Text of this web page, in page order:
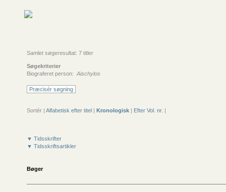
Samlet søgeresultat: 7 titler
Søgekriterier
Biograferet person: Aischylos
Præcisér søgning
Sortér | Alfabetisk efter titel | Kronologisk | Efter Vol. nr. |
▼ Tidsskrifter
▼ Tidsskriftsartikler
Bøger